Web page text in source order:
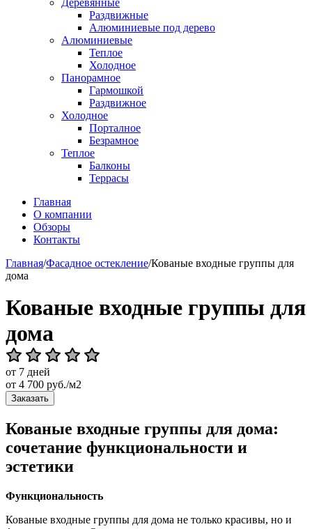
Деревянные
Раздвижные
Алюминиевые под дерево
Алюминиевые
Теплое
Холодное
Панорамное
Гармошкой
Раздвижное
Холодное
Порталное
Безрамное
Теплое
Балконы
Террасы
Главная
О компании
Обзоры
Контакты
Главная/Фасадное остекление/Кованые входные группы для
дома
Кованые входные группы для
дома
от 7 дней
от 4 700 руб./м2
Заказать
Кованые входные группы для дома:
сочетание функциональности и
эстетики
Функциональность
Кованые входные группы для дома не только красивы, но и